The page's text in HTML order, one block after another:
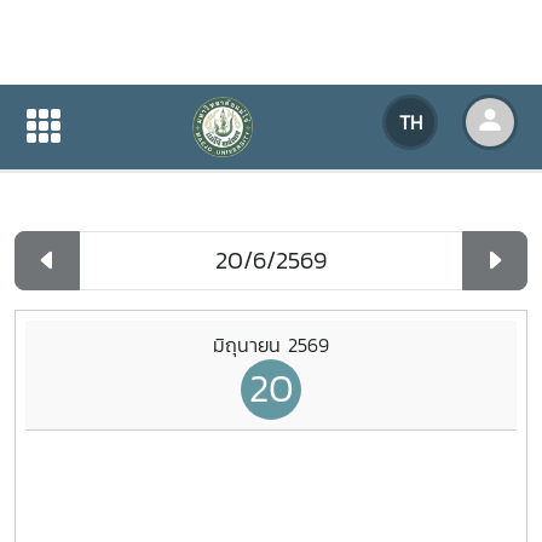
TH
ปฏิทินกิจกรรมของหน่วยงาน
ปฏิทินกิจกรรมของหน่วยงาน
มิถุนายน 2569
20